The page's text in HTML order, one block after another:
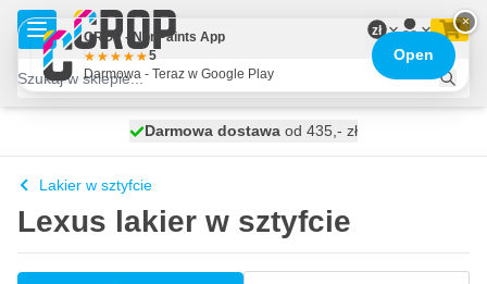
Przejdź do treści
zł
wysyłka dzisiaj
Darmowa dostawa od 435,- zł
100 dni
Lakier w sztyfcie
Lexus lakier w sztyfcie
×
CROP - NonPaints App
5
Darmowa - Teraz w Google Play
Open